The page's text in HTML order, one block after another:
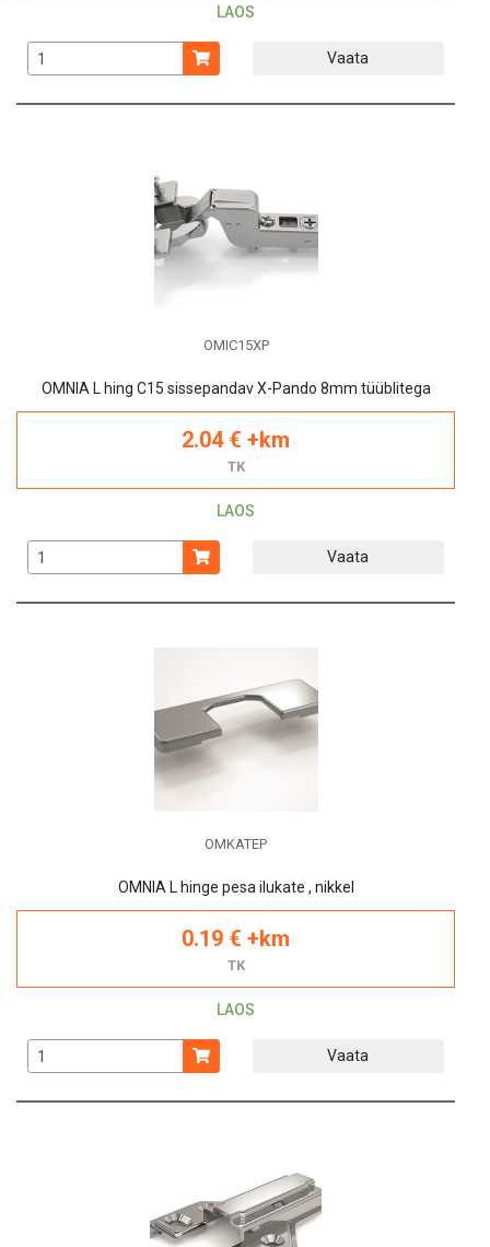
LAOS
Vaata
OMIC15XP
OMNIA L hing C15 sissepandav X-Pando 8mm tüüblitega
2.04 € +km
TK
LAOS
Vaata
OMKATEP
OMNIA L hinge pesa ilukate , nikkel
0.19 € +km
TK
LAOS
Vaata